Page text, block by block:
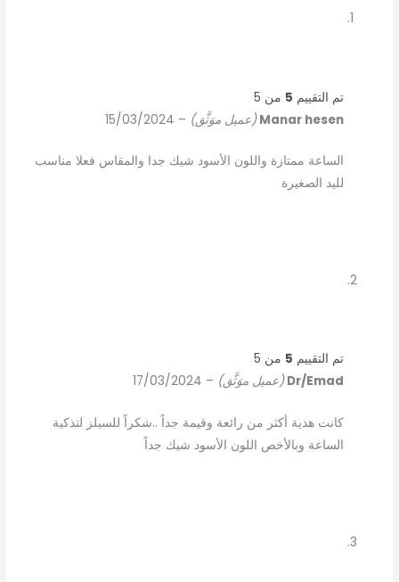
تم التقييم 5 من 5
Manar hesen (عميل موَثَّق) –
15/03/2024
الساعة ممتازة واللون الأسود شيك جدا والمقاس فعلا مناسب
لليد الصغيرة
تم التقييم 5 من 5
Dr/Emad (عميل موَثَّق) –
17/03/2024
كانت هدية أكثر من رائعة وقيمة جداً ..شكراً للسيلز لتذكية
الساعة وبالأخص اللون الأسود شيك جداً